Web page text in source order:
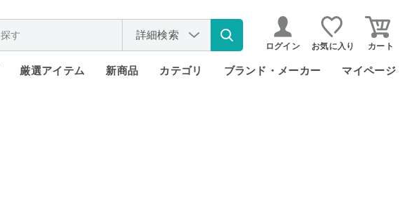
詳細検索
ログイン お気に入り カート
厳選アイテム 新商品 カテゴリ ブランド・メーカー マイページ